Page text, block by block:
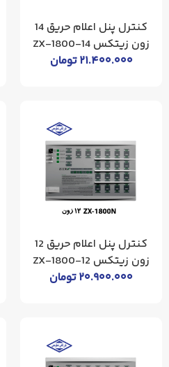
کنترل پنل اعلام حریق 14
زون زیتکس 14-ZX-1800
۲۱.۴۰۰.۰۰۰تومان
کنترل پنل اعلام حریق 12
زون زیتکس ZX-1800-12
۲۰.۹۰۰.۰۰۰تومان